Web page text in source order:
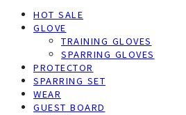
HOT SALE
GLOVE
TRAINING GLOVES
SPARRING GLOVES
PROTECTOR
SPARRING SET
WEAR
GUEST BOARD